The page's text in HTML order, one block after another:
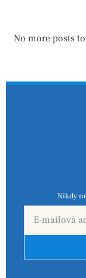
No more posts
Nikdy